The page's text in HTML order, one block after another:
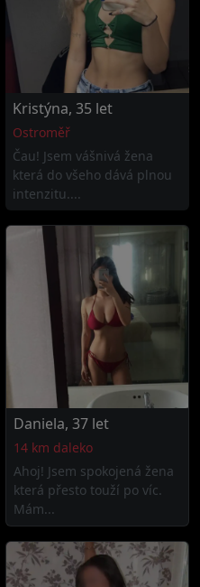
Kristýna, 35 let
Ostroměř
Čau! Jsem vášnivá žena
která do všeho dává plnou
intenzitu....
Daniela, 37 let
14 km daleko
Ahoj! Jsem spokojená žena
která přesto touží po víc.
Mám...